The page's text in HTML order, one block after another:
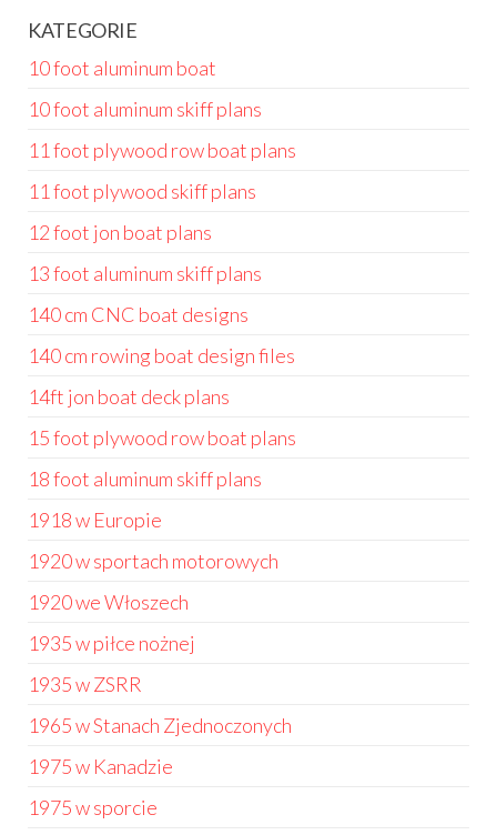
KATEGORIE
10 foot aluminum boat
10 foot aluminum skiff plans
11 foot plywood row boat plans
11 foot plywood skiff plans
12 foot jon boat plans
13 foot aluminum skiff plans
140 cm CNC boat designs
140 cm rowing boat design files
14ft jon boat deck plans
15 foot plywood row boat plans
18 foot aluminum skiff plans
1918 w Europie
1920 w sportach motorowych
1920 we Włoszech
1935 w piłce nożnej
1935 w ZSRR
1965 w Stanach Zjednoczonych
1975 w Kanadzie
1975 w sporcie